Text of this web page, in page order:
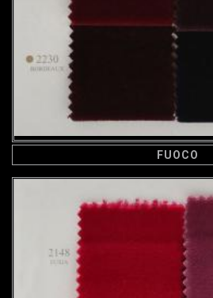
FUOCO